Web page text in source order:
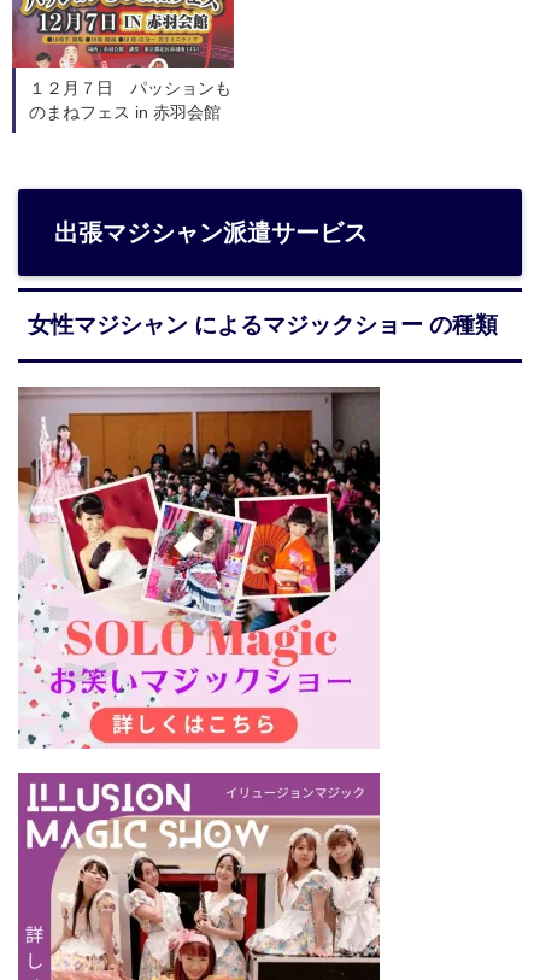
１２月７日 パッションも
のまねフェス in 赤羽会館
出張マジシャン派遣サービス
女性マジシャン によるマジックショー の種類